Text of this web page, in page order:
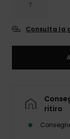
7
Consulta la
ritiro